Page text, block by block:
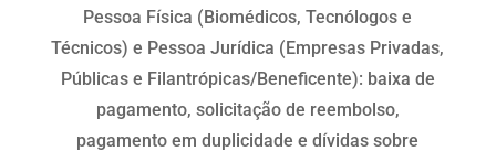
Pessoa Física (Biomédicos, Tecnólogos e
Técnicos) e Pessoa Jurídica (Empresas Privadas,
Públicas e Filantrópicas/Beneficente): baixa de
pagamento, solicitação de reembolso,
pagamento em duplicidade e dívidas sobre